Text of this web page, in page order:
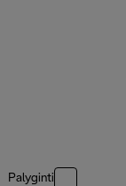
Palyginti